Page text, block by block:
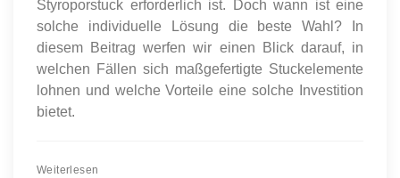
Styroporstuck erforderlich ist. Doch wann ist eine
solche individuelle Lösung die beste Wahl? In
diesem Beitrag werfen wir einen Blick darauf, in
welchen Fällen sich maßgefertigte Stuckelemente
lohnen und welche Vorteile eine solche Investition
bietet.
Weiterlesen